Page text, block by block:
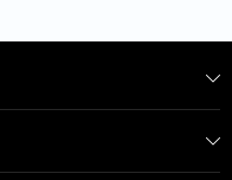
returnează, excepție